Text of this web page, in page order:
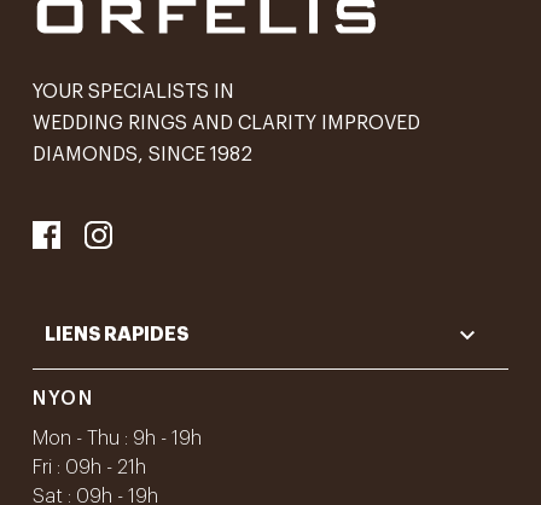
YOUR SPECIALISTS IN
WEDDING RINGS AND CLARITY IMPROVED
DIAMONDS, SINCE 1982
LIENS RAPIDES 
NYON
Mon - Thu : 9h - 19h
Fri : 09h - 21h
Sat : 09h - 19h